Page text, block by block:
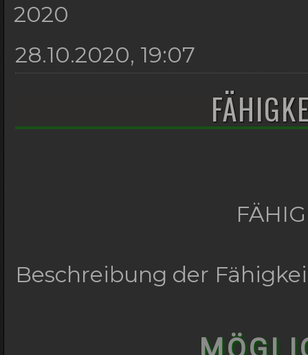
2020
28.10.2020, 19:07
Beschreibung der